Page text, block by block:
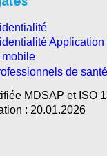
Application
de santé
MDSAP et ISO
: 20.01.2026